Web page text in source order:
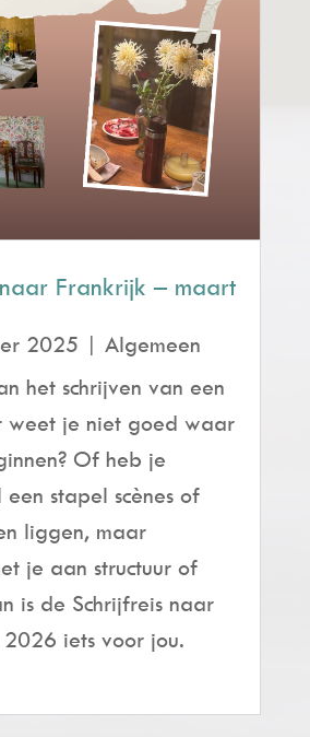
Frankrijk – maart
2025 | Algemeen
het schrijven van een
weet je niet goed waar
Of heb je
een stapel scènes of
liggen, maar
je aan structuur of
is de Schrijfreis naar
iets voor jou.